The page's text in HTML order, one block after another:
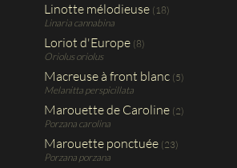
Linotte mélodieuse (18)
Linaria cannabina
Loriot d'Europe (8)
Oriolus oriolus
Macreuse à front blanc (5)
Melanitta perspicillata
Marouette de Caroline (2)
Porzana carolina
Marouette ponctuée (23)
Porzana porzana